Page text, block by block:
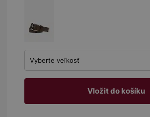
Vyberte veľkosť
Vložit do košíku